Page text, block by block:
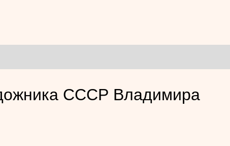
СССР Владимира